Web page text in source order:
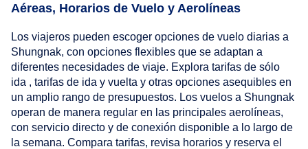
Aéreas, Horarios de Vuelo y Aerolíneas
Los viajeros pueden escoger opciones de vuelo diarias a
Shungnak, con opciones flexibles que se adaptan a
diferentes necesidades de viaje. Explora tarifas de sólo
ida , tarifas de ida y vuelta y otras opciones asequibles en
un amplio rango de presupuestos. Los vuelos a Shungnak
operan de manera regular en las principales aerolíneas,
con servicio directo y de conexión disponible a lo largo de
la semana. Compara tarifas, revisa horarios y reserva el